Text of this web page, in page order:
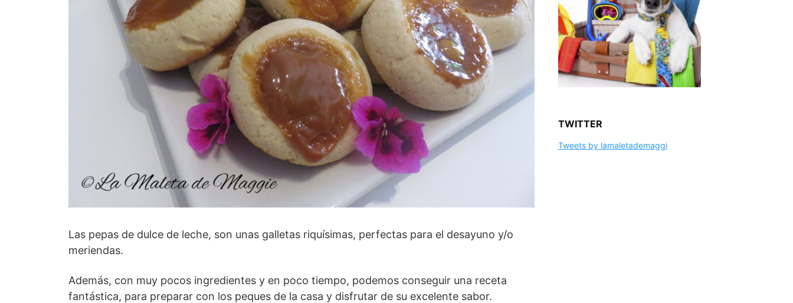
Las pepas de dulce de leche, son unas galletas riquísimas, perfectas para el desayuno y/o
meriendas.
Además, con muy pocos ingredientes y en poco tiempo, podemos conseguir una receta
fantástica, para preparar con los peques de la casa y disfrutar de su excelente sabor.
TWITTER
Tweets by lamaletademaggi